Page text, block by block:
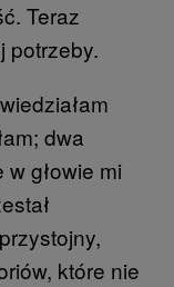
Teraz
potrzeby.
dwa
głowie mi
które nie